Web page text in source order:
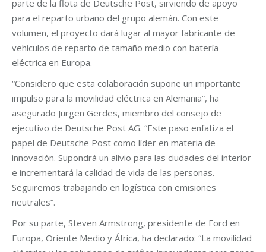
parte de la flota de Deutsche Post, sirviendo de apoyo
para el reparto urbano del grupo alemán. Con este
volumen, el proyecto dará lugar al mayor fabricante de
vehículos de reparto de tamaño medio con batería
eléctrica en Europa.
“Considero que esta colaboración supone un importante
impulso para la movilidad eléctrica en Alemania”, ha
asegurado Jürgen Gerdes, miembro del consejo de
ejecutivo de Deutsche Post AG. “Este paso enfatiza el
papel de Deutsche Post como líder en materia de
innovación. Supondrá un alivio para las ciudades del interior
e incrementará la calidad de vida de las personas.
Seguiremos trabajando en logística con emisiones
neutrales”.
Por su parte, Steven Armstrong, presidente de Ford en
Europa, Oriente Medio y África, ha declarado: “La movilidad